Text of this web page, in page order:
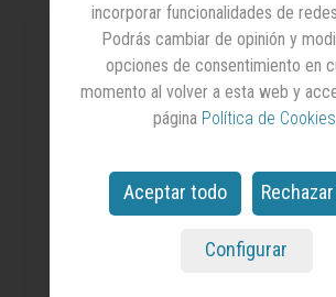
novedades gastronómicas, hábitos
previsiones del mercado del
través del canal online en España.
2024 recoge que en el ranking de
hamburguesa de ternera, seguida
. Este informe habla, además,
tendencias más emergentes. Y en
es el medio
líder en notoriedad y
más leído.
Contenido exclusivo para
Si ya tienes una cuenta
incorporar funcionalidades de
Podrás cambiar de opinión y
opciones de consentimiento en
momento al volver a esta web y
página Política de Cookies
Aceptar todo
Configurar